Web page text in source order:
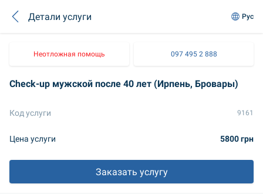
Детали услуги Рус
Неотложная помощь 097 495 2 888
Check-up мужской после 40 лет (Ирпень, Бровары)
Код услуги 9161
Цена услуги 5800 грн
Заказать услугу